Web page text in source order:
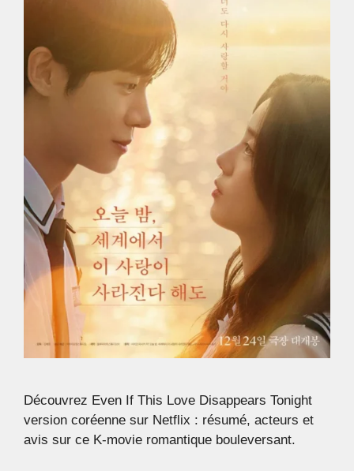
Découvrez Even If This Love Disappears Tonight
version coréenne sur Netflix : résumé, acteurs et
avis sur ce K-movie romantique bouleversant.